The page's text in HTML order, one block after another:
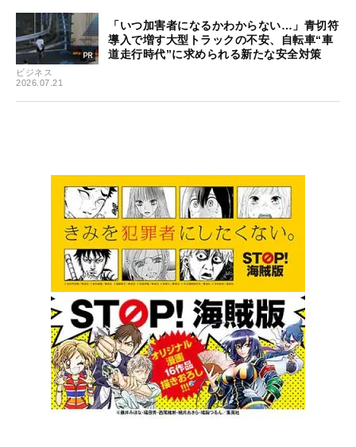
ビジネス
2026.07.21
「いつ加害者になるかわからない…」青切符
導入で増す大型トラックの不安、自転車“車
道走行時代”に求められる新たな安全対策